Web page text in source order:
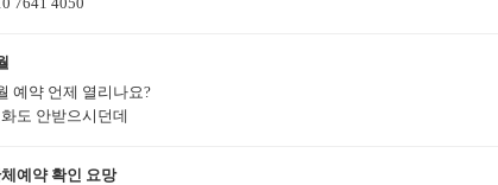
예약 언제 열리나요?
도 안받으시던데
예약 확인 요망